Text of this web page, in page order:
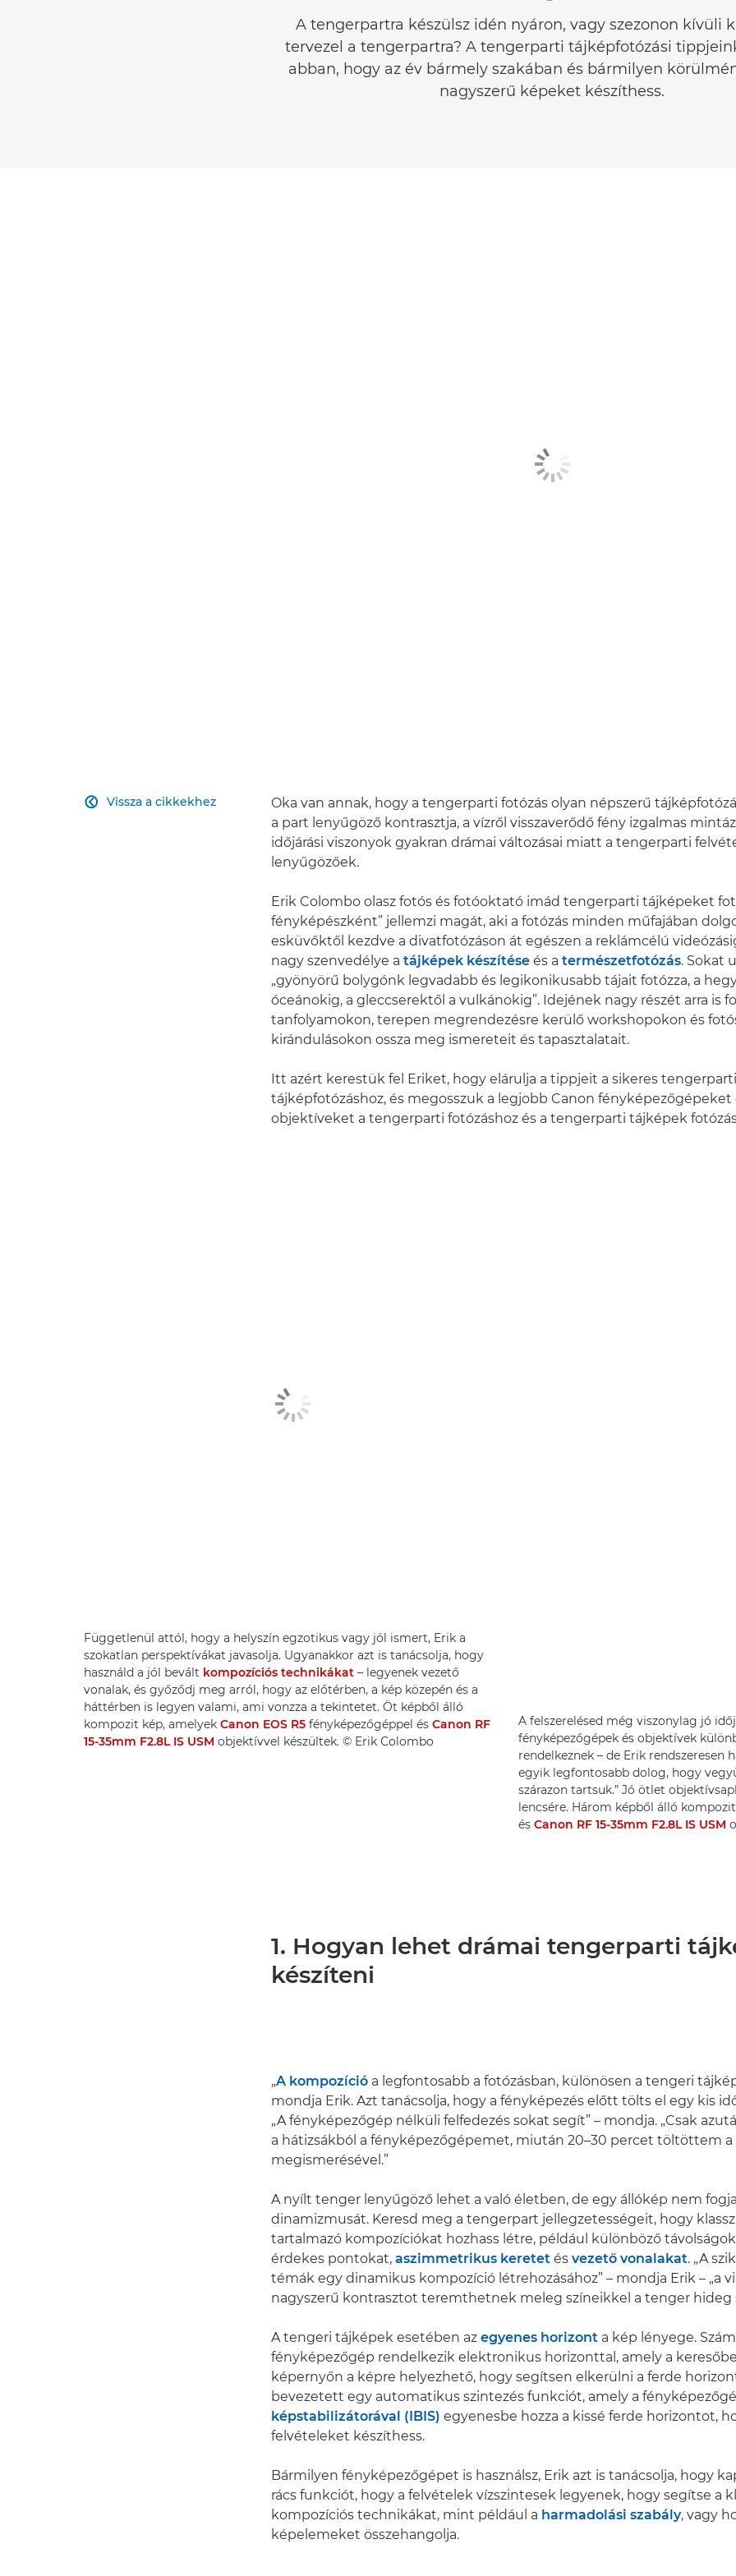
A tengerpartra készülsz idén nyáron, vagy szezonon kívüli
tervezel a tengerpartra? A tengerparti tájképfotózási
abban, hogy az év bármely szakában és bármilyen
nagyszerű képeket készíthess.
Vissza a cikkekhez

Oka van annak, hogy a tengerparti fotózás olyan népszerű
a part lenyűgöző kontrasztja, a vízről visszaverődő fény izgalmas
időjárási viszonyok gyakran drámai változásai miatt a tengerparti
lenyűgözőek.
Erik Colombo olasz fotós és fotóoktató imád tengerparti tájképeket
fényképészként” jellemzi magát, aki a fotózás minden műfajában
esküvőktől kezdve a divatfotózáson át egészen a reklámcélú
nagy szenvedélye a tájképek készítése és a természetfotózás. Sokat
„gyönyörű bolygónk legvadabb és legikonikusabb tájait fotózza, a
óceánokig, a gleccserektől a vulkánokig”. Idejének nagy részét arra is
tanfolyamokon, terepen megrendezésre kerülő workshopokon és
kirándulásokon ossza meg ismereteit és tapasztalatait.
Itt azért kerestük fel Eriket, hogy elárulja a tippjeit a sikeres tengerparti
tájképfotózáshoz, és megosszuk a legjobb Canon fényképezőgépeket
objektíveket a tengerparti fotózáshoz és a tengerparti tájképek
Függetlenül attól, hogy a helyszín egzotikus vagy jól ismert, Erik a
szokatlan perspektívákat javasolja. Ugyanakkor azt is tanácsolja, hogy
használd a jól bevált kompozíciós technikákat – legyenek vezető
vonalak, és győződj meg arról, hogy az előtérben, a kép közepén és a
háttérben is legyen valami, ami vonzza a tekintetet. Öt képből álló
kompozit kép, amelyek Canon EOS R5 fényképezőgéppel és Canon RF
15-35mm F2.8L IS USM objektívvel készültek. © Erik Colombo
A felszerelésed még viszonylag jó
fényképezőgépek és objektívek
rendelkeznek – de Erik rendszeresen
egyik legfontosabb dolog, hogy
szárazon tartsuk.” Jó ötlet
lencsére. Három képből álló
ésCanon RF 15-35mm F2.8L IS USM
1. Hogyan lehet drámai tengerparti
készíteni
„A kompozíció a legfontosabb a fotózásban, különösen a tengeri
mondja Erik. Azt tanácsolja, hogy a fényképezés előtt tölts el egy kis
„A fényképezőgép nélküli felfedezés sokat segít” – mondja. „Csak
a hátizsákból a fényképezőgépemet, miután 20–30 percet töltöttem a
megismerésével.”
A nyílt tenger lenyűgöző lehet a való életben, de egy állókép nem
dinamizmusát. Keresd meg a tengerpart jellegzetességeit, hogy
tartalmazó kompozíciókat hozhass létre, például különböző
érdekes pontokat, aszimmetrikus keretet és vezető vonalakat. „A
témák egy dinamikus kompozíció létrehozásához” – mondja Erik – „a
nagyszerű kontrasztot teremthetnek meleg színeikkel a tenger hideg
A tengeri tájképek esetében az egyenes horizont a kép lényege.
fényképezőgép rendelkezik elektronikus horizonttal, amely a
képernyőn a képre helyezhető, hogy segítsen elkerülni a ferde
bevezetett egy automatikus szintezés funkciót, amely a
képstabilizátorával (IBIS) egyenesbe hozza a kissé ferde horizontot,
felvételeket készíthess.
Bármilyen fényképezőgépet is használsz, Erik azt is tanácsolja, hogy
rács funkciót, hogy a felvételek vízszintesek legyenek, hogy segítse a
kompozíciós technikákat, mint például a harmadolási szabály, vagy
képelemeket összehangolja.